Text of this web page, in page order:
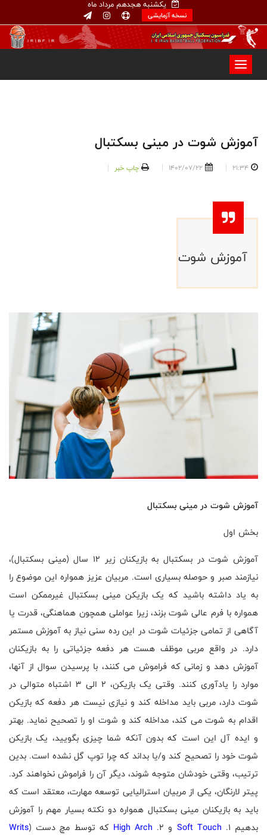
یکشنبه هجدهم مرداد ماه
نسخه آزمایشی
آموزش شوت در مینی بسکتبال
21:34
1402/07/22 چاپ خبر
آموزش شوت
آموزش شوت در مینی بسکتبال
بخش اول
آموزش شوت در بسکتبال به بازیکنان زیر 12 سال (مینی بسکتبال)،
نیازمند صبر و حوصله بسیاری است. مربیان عزیز همواره این موضوع را
به یاد داشته باشید که یک بازیکن مینی بسکتبال غیرممکن است
همواره با فرم عالی شوت بزند، زیرا عواملی همچون هماهنگی، قدرت یا
آگاهی از تمامی جزئیات شوت در این رده سنی نیاز به آموزش مستمر
دارد. در واقع مربی موظف هست هر دفعه جزئیاتی را به بازیکنان
آموزش دهد و زمانی که فراموش می کنند، با پرسیدن سوال از آنها،
موارد را یادآوری کنند. وقتی یک بازیکن، 2 الی 3 اشتباه متوالی در
شوت دارد، مربی باید مداخله کند و نیازی نیست هر دفعه که بازیکن
اقدام به شوت می کند، مداخله کند و شوت او را تصحیح نماید. بهتر
و ایده آل این است که بدون آنکه شما چیزی بگویید، یک بازیکن
شوت خود را تصحیح کند و/یا بداند که چرا توپ گل نشده است. بدین
ترتیب، وقتی خودشان متوجه شوند، دیگر آن را فراموش نخواهند کرد.
پیتر لارنگان، یکی از مربیان استرالیایی توسعه مهارت، معتقد است که
باید به بازیکنان مینی بسکتبال همواره دو نکته بسیار مهم را آموزش
بدهیم 1.
Soft Touch و 2. High Arch که توسط مچ دست (Writs